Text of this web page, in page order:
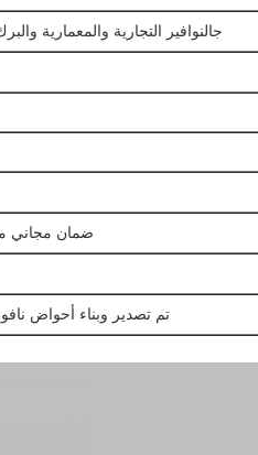
جالنوافير التجارية والمعمارية
ضمان مجاني من 12 إلى 60
تم تصدير وبناء أحواض نافورة